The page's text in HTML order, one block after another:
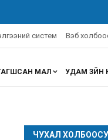
систем Вэб
МАЛ УДАМ ЗҮЙН
ЧУХАЛ